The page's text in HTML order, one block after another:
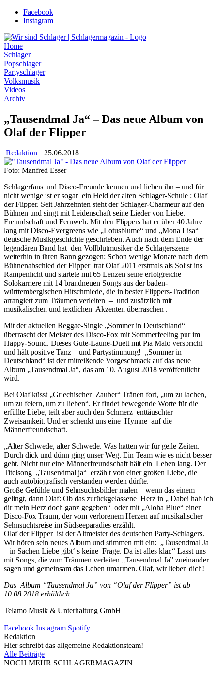
Zum
Inhalt
Facebook
Instagram
Home
Schlager
Popschlager
Partyschlager
Volksmusik
Videos
Archiv
„Tausendmal Ja“ – Das neue Album von
Olaf der Flipper
Redaktion 25.06.2018
Foto: Manfred Esser
Schlagerfans und Disco-Freunde kennen und lieben ihn – und für
nicht wenige ist er sogar ein Held der alten Schlager-Schule : Olaf
der Flipper. Seit Jahrzehnten steht der Schlager-Charmeur auf den
Bühnen und singt mit Leidenschaft seine Lieder von Liebe.
Freundschaft und Fernweh. Mit den Flippers hat er über 40 Jahre
lang mit Disco-Evergreens wie „Lotusblume“ und „Mona Lisa“
deutsche Musikgeschichte geschrieben. Auch nach dem Ende der
legendären Band hat den Vollblutmusiker die Schlagerszene
weiterhin in ihren Bann gezogen: Schon wenige Monate nach dem
Bühnenabschied der Flipper trat Olaf 2011 erstmals als Solist ins
Rampenlicht und startete mit 65 Lenzen seine erfolgreiche
Solokarriere mit 14 brandneuen Songs aus der baden-
württembergischen Hitschmiede, die in bester Flippers-Tradition
arrangiert zum Träumen verleiten – und zusätzlich mit
musikalischen und textlichen Akzenten überraschen .
Mit der aktuellen Reggae-Single „Sommer in Deutschland“
überrascht der Meister des Disco-Fox mit Sommerfeeling pur im
Happy-Sound. Dieses Gute-Laune-Duett mit Pia Malo verspricht
und hält positive Tanz – und Partystimmung! „Sommer in
Deutschland“ ist der mitreißende Vorgeschmack auf das neue
Album „Tausendmal Ja“, das am 10. August 2018 veröffentlicht
wird.
Bei Olaf küsst „Griechischer Zauber“ Tränen fort, „um zu lachen,
um zu feiern, um zu lieben“. Er findet bewegende Worte für die
erfüllte Liebe, teilt aber auch den Schmerz enttäuschter
Zweisamkeit. Und er schenkt uns eine Hymne auf die
Männerfreundschaft.
„Alter Schwede, alter Schwede. Was hatten wir für geile Zeiten.
Durch dick und dünn ging unser Weg. Ein Team wie es nicht besser
geht. Nicht nur eine Männerfreundschaft hält ein Leben lang. Der
Titelsong „Tausendmal ja“ erzählt von einer großen Liebe, die
auch autobiografisch verstanden werden dürfte.
Große Gefühle und Sehnsuchtsbilder malen – wenn das einem
gelingt, dann Olaf: Ob das zurückgelassene Herz in „ Dabei hab ich
dir mein Herz doch ganz gegeben“ oder mit „Aloha Blue“ einen
Disco-Fox Traum, der vom verlorenem Herzen auf musikalischer
Sehnsuchtsreise im Südseeparadies erzählt.
Olaf der Flipper ist der Altmeister des deutschen Party-Schlagers.
Wir hören sein neues Album und stimmen mit ein: „Tausendmal Ja
– in Sachen Liebe gibt‘ s keine Frage. Da ist alles klar.“ Lasst uns
mit Songs, die zum Träumen verleiten „Tausendmal Ja” zueinander
sagen und gemeinsam das Leben umarmen. Olaf, wir lieben dich!
Das Album “Tausendmal Ja” von “Olaf der Flipper” ist ab
10.08.2018 erhältlich.
Telamo Musik & Unterhaltung GmbH
Facebook Instagram Spotify
Redaktion
Hier schreibt das allgemeine Redaktionsteam!
Alle Beiträge
NOCH MEHR SCHLAGERMAGAZIN